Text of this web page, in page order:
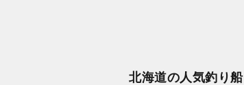
北海道の人気釣り船